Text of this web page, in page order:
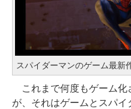
スパイダーマンのゲーム最新
これまで何度もゲーム化
が、それはゲームとスパ